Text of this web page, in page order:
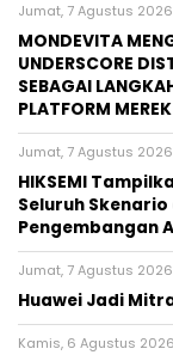
Jumat, 7 Agustus
MONDEVITA
UNDERSCORE
SEBAGAI
PLATFORM
Jumat, 7 Agustus 2026
HIKSEMI
Seluruh
Pengembangan
Jumat, 7 Agustus
Huawei Jadi
Kamis, 6 Agustus